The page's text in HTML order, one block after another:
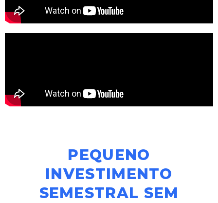
PEQUENO
INVESTIMENTO
SEMESTRAL SEM